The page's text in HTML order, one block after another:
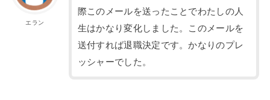
エラン
際このメールを送ったことでわたしの人
生はかなり変化しました。このメールを
送付すれば退職決定です。かなりのプレ
ッシャーでした。